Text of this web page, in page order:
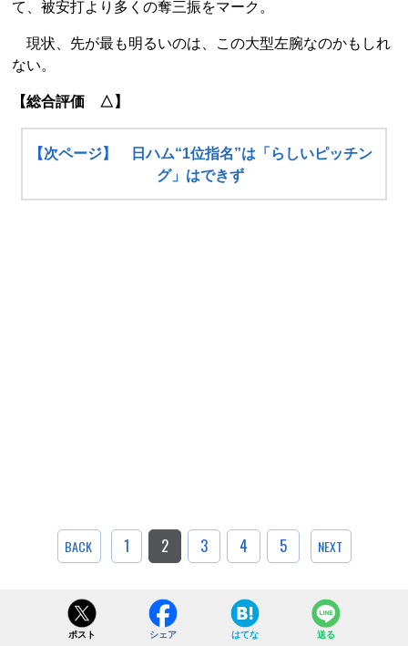
て、被安打より多くの奪三振をマーク。
現状、先が最も明るいのは、この大型左腕なのかもしれ
ない。
【総合評価 △】
【次ページ】 日ハム“1位指名”は「らしいピッチン
グ」はできず
BACK 1 2 3 4 5 NEXT
ポスト シェア はてな 送る